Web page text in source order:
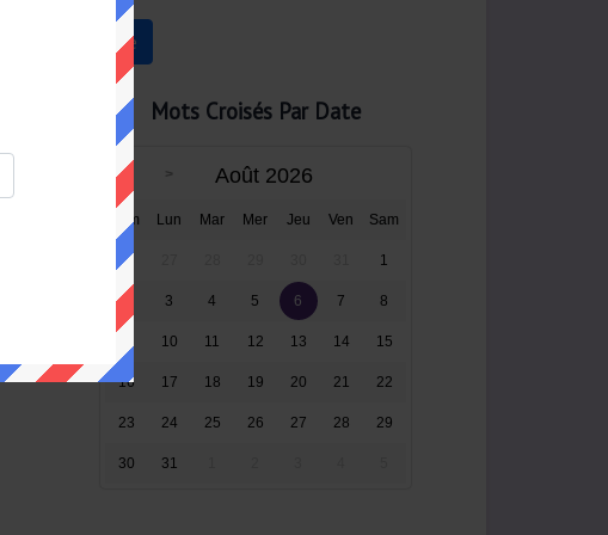
Mots Croisés Par Date
Août 2026
Dim Lun Mar Mer Jeu Ven Sam
26 1
2 3 4 5 6 7 8
10 11 12 13 14 15
16 17 18 19 20 21 22
23 24 25 26 27 28 29
30 31